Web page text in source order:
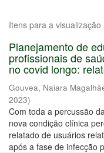
Itens para a
Planejamento de
profissionais de
no covid longo:
Gouvea, Naiara
2023)
Com toda a percussão
nova condição clínica
relatado de usuários
após a fase de infecção